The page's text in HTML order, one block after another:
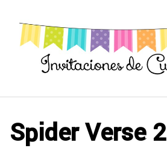
contenido
Spider Verse 2